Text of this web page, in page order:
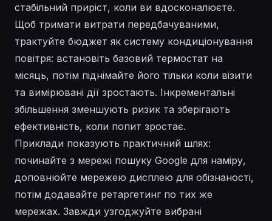
стабільний приріст, коли ви вдосконалюєте.
Щоб тримати витрати передбачуваними,
трактуйте бюджет як систему кондиціонування
повітря: встановіть базовий термостат на
місяць, потім піднімайте його тільки коли візити
та вимірювані дії зростають. Інкрементальні
збільшення зменшують ризик та зберігають
ефективність, коли попит зростає.
Приклади показують практичний шлях:
починайте з мережі пошуку Google для наміру,
доповнюйте мережею дисплею для обізнаності,
потім додавайте ретаргетинг по тих же
мережах. Завжди узгоджуйте вибрані